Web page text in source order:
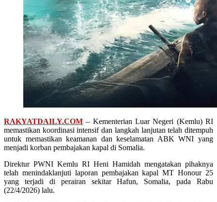
RAKYATDAILY.COM – Kementerian Luar Negeri (Kemlu) RI
memastikan koordinasi intensif dan langkah lanjutan telah ditempuh
untuk memastikan keamanan dan keselamatan ABK WNI yang
menjadi korban pembajakan kapal di Somalia.
Direktur PWNI Kemlu RI Heni Hamidah mengatakan pihaknya
telah menindaklanjuti laporan pembajakan kapal MT Honour 25
yang terjadi di perairan sekitar Hafun, Somalia, pada Rabu
(22/4/2026) lalu.